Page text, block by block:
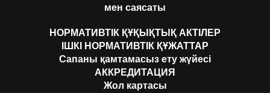
мен саясаты
НОРМАТИВТІК ҚҰҚЫҚТЫҚ АКТІЛЕР
ІШКІ НОРМАТИВТІК ҚҰЖАТТАР
Сапаны қамтамасыз ету жүйесі
АККРЕДИТАЦИЯ
Жол картасы